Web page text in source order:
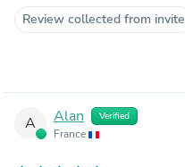
Review collected from invite
A Alan Verified
France